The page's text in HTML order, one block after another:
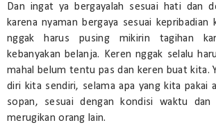
Dan ingat ya bergayalah sesuai hati dan
karena nyaman bergaya sesuai
nggak harus pusing mikirin tagihan
kebanyakan belanja. Keren nggak selalu
mahal belum tentu pas dan keren buat kita.
diri kita sendiri, selama apa yang kita pakai
sopan, sesuai dengan kondisi waktu
merugikan orang lain.